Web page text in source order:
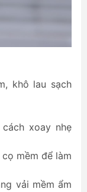
khô lau sạch
xoay nhẹ
mềm để làm
vải mềm ẩm